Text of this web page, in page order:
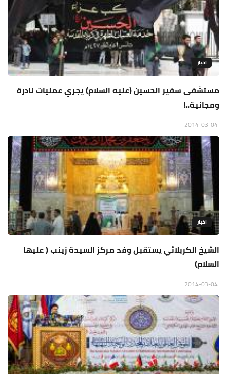
اخبار
مستشفى سفير الحسين (عليه السلام) يجري عمليات نادرة
ومجانية..!
اخبار
الشيخ الكربلائي يستقبل وفد مركز السيدة زينب ( عليها
السلام)